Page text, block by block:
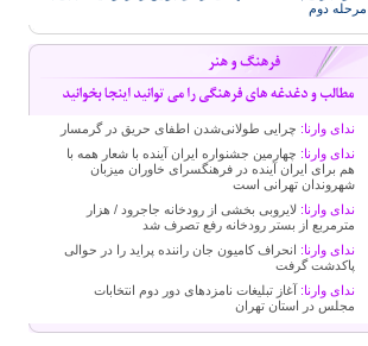
مرحله دوم
ندای وارنا: چرایی طولانی‌شدن اطفای حریق در گرمسار
ندای وارنا: چهارمین جشنواره ایران آینده با شعار همه با
هم برای ایران آینده در فرهنگسرای خاوران میزبان
شهروندان تهرانی است
ندای وارنا: لایروبی بخشی از رودخانه جاجرود / هزار
مترمربع از بستر رودخانه رفع تصرف شد
ندای وارنا: انحراف کامیون جان راننده پراید را در حوالی
پاکدشت گرفت
ندای وارنا: آغاز تبلیغات نامزدهای دور دوم انتخابات
مجلس در استان تهران